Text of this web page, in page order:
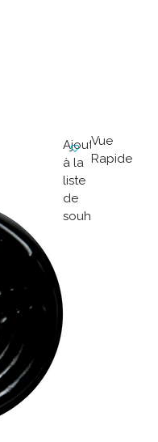
Ajouter
à la
liste
de
souhaits
Vue
Rapide